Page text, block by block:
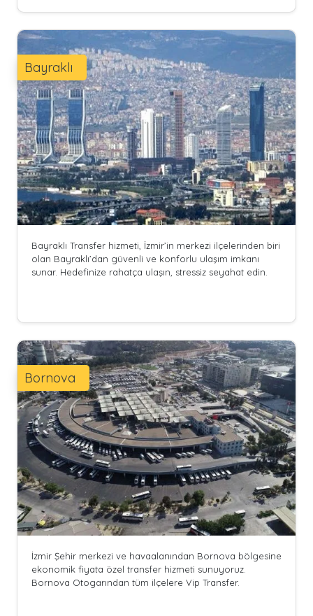
Bayraklı Transfer hizmeti, İzmir’in merkezi ilçelerinden biri
olan Bayraklı’dan güvenli ve konforlu ulaşım imkanı
sunar. Hedefinize rahatça ulaşın, stressiz seyahat edin.
Bayraklı
İzmir Şehir merkezi ve havaalanından Bornova bölgesine
ekonomik fiyata özel transfer hizmeti sunuyoruz.
Bornova Otogarından tüm ilçelere Vip Transfer.
Bornova